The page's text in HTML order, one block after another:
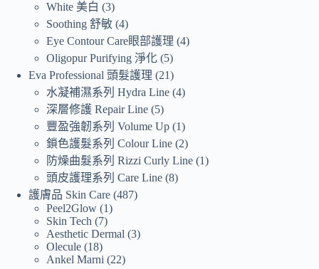
White 美白
3
Soothing 舒敏 4
Eye Contour Care眼部護理 4
Oligopur Purifying 淨化 5
Eva Professional 頭髮護理 21
水凝補濕系列 Hydra Line 4
深層修護 Repair Line 5
豐盈強韌系列 Volume Up 1
鎖色護髮系列 Colour Line 2
防燥曲髮系列 Rizzi Curly Line 1
頭皮護理系列 Care Line 8
護膚品 Skin Care 487
Peel2Glow 1
Skin Tech 7
Aesthetic Dermal 3
Olecule 18
Ankel Marni 22